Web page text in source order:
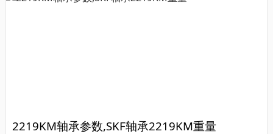
2219KM轴承参数,SKF轴承2219KM重量